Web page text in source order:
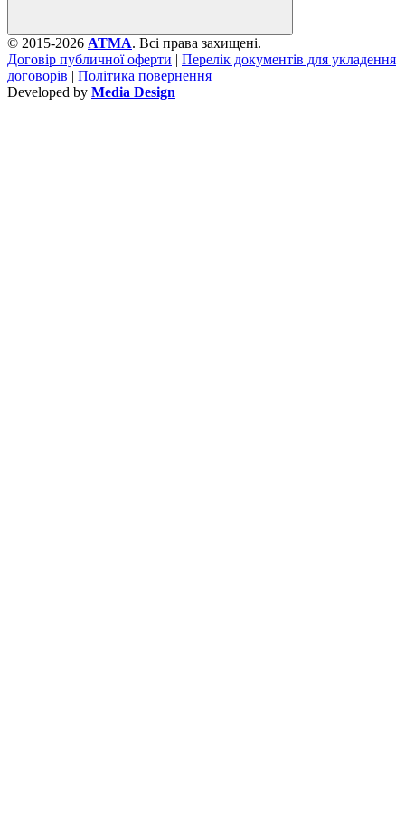
© 2015-2026 ATMA. Всі права захищені.
Договір публичної оферти | Перелік документів для укладення
договорів | Політика повернення
Developed by Media Design